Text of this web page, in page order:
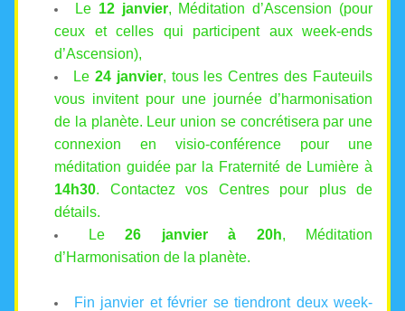
Le 12 janvier, Méditation d’Ascension (pour
ceux et celles qui participent aux week-ends
d’Ascension),
Le 24 janvier, tous les Centres des Fauteuils
vous invitent pour une journée d’harmonisation
de la planète. Leur union se concrétisera par une
connexion en visio-conférence pour une
14h30. Contactez vos Centres pour plus de
détails.
Le 26 janvier à 20h, Méditation
d’Harmonisation de la planète.
Fin janvier et février se tiendront deux week-